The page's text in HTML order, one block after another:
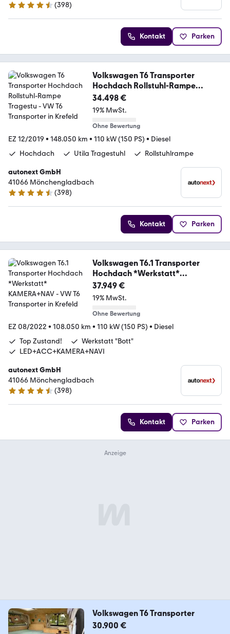
4.7 Sterne
(398)
Kontakt Parken
Volkswagen T6 Transporter
Hochdach Rollstuhl-Rampe
Tragestu
34.498 €
19% MwSt.
Ohne Bewertung
EZ 12/2019 • 148.050 km • 110 kW (150 PS) • Diesel
Hochdach
Utila Tragestuhl Rollstuhlrampe
autonext GmbH
41066 Mönchengladbach
4.7 Sterne
(398)
Kontakt Parken
Volkswagen T6.1 Transporter
Hochdach *Werkstatt*
KAMERA+NAV
37.949 €
19% MwSt.
Ohne Bewertung
EZ 08/2022 • 108.050 km • 110 kW (150 PS) • Diesel
Top Zustand!
Werkstatt "Bott"
LED+ACC+KAMERA+NAVI
autonext GmbH
41066 Mönchengladbach
4.7 Sterne
(398)
Kontakt Parken
Volkswagen T6 Transporter
30.900 €